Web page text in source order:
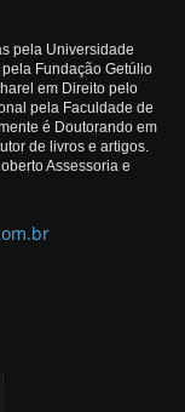
pela Universidade
Fundação Getúlio
em Direito pelo
pela Faculdade de
é Doutorando em
de livros e artigos.
Assessoria e